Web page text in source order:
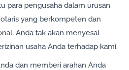
para pengusaha dalam urusan
yang berkompeten dan
Anda tak akan menyesal
usaha Anda terhadap kami.
dan memberi arahan Anda